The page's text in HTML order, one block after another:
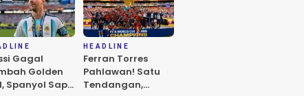
Gagal
Golden
Spanyol Sapu
HEADLINE
Ferran Torres
Pahlawan! Satu
Tendangan,